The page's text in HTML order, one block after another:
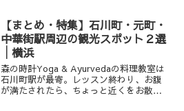
【まとめ・特集】石川町・元町・
中華街駅周辺の観光スポット２選
│横浜
森の時計Yoga & Ayurvedaの料理教室は
石川町駅が最寄。レッスン終わり、お腹
が満たされたら、ちょっと近くをお散歩